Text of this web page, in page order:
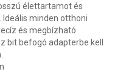
élettartamot és
minden otthoni
és megbízható
bit befogó adapterbe kell